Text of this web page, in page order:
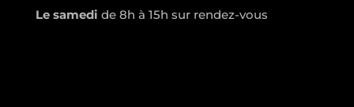
Le samedi de 8h à 15h sur rendez-vous